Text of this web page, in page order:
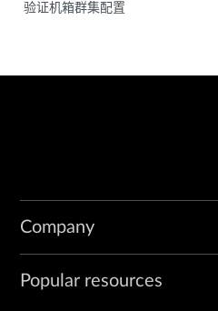
验证机箱群集配置
Company
Popular resources